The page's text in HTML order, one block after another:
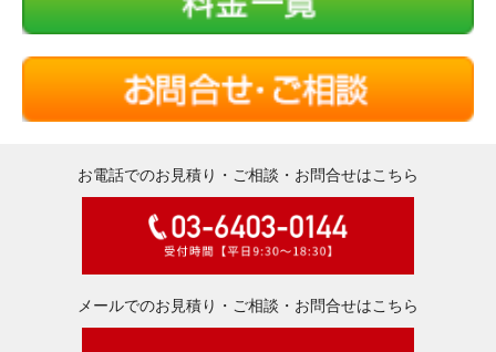
お電話でのお見積り・ご相談・お問合せはこちら
メールでのお見積り・ご相談・お問合せはこちら